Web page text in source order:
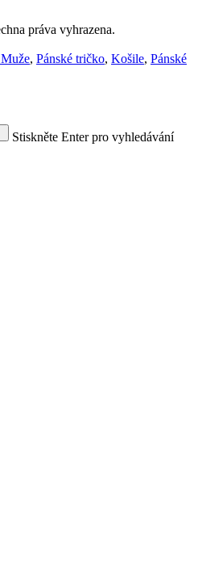
práva vyhrazena.
, Pánské tričko, Košile, Pánské
Stiskněte Enter pro vyhledávání